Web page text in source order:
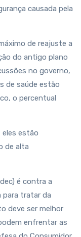
causada pela
de reajuste a
do antigo plano
no governo,
de saúde estão
o percentual
eles estão
de alta
é contra a
para tratar da
deve ser melhor
enfrentar as